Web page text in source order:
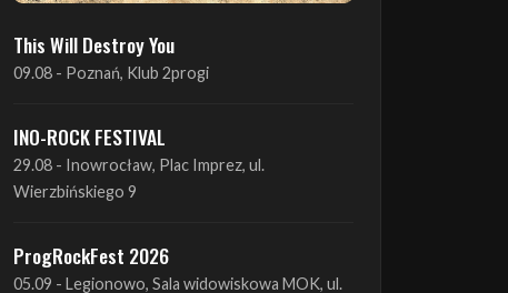
09.08 - Poznań, Klub 2progi
INO-ROCK FESTIVAL
Wierzbińskiego 9